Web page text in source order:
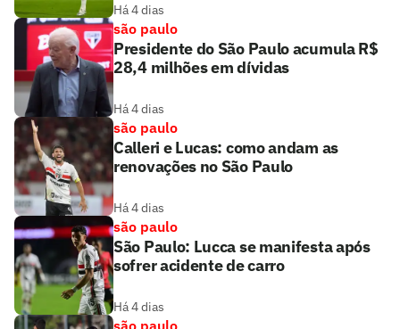
Há 4 dias
são paulo
Presidente do São Paulo acumula R$
28,4 milhões em dívidas
Há 4 dias
são paulo
Calleri e Lucas: como andam as
renovações no São Paulo
Há 4 dias
são paulo
São Paulo: Lucca se manifesta após
sofrer acidente de carro
Há 4 dias
são paulo